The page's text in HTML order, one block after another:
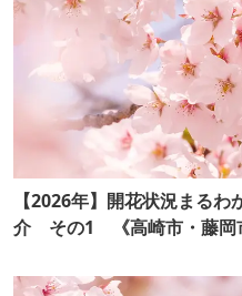
【2026年】開花状況まる
介 その1 《高崎市・藤岡